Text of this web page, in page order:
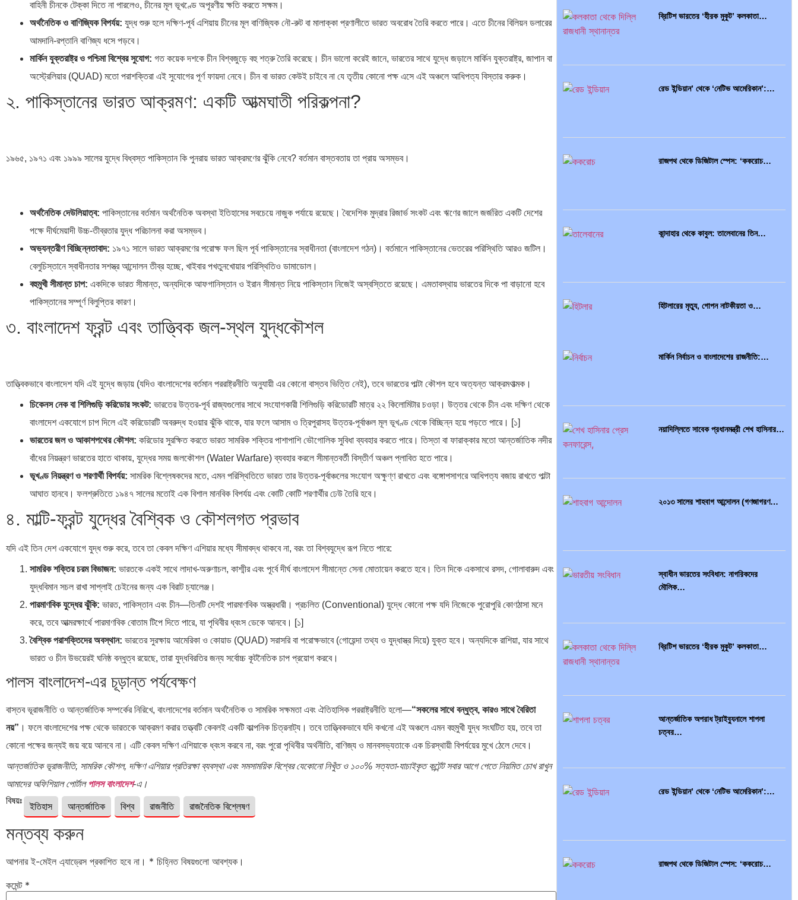
বাহিনী চীনকে টেক্কা দিতে না পারলেও, চীনের মূল ভূখণ্ডে অপূরণীয় ক্ষতি করতে সক্ষম।
অর্থনৈতিক ও বাণিজ্যিক বিপর্যয়: যুদ্ধ শুরু হলে দক্ষিণ-পূর্ব এশিয়ায় চীনের মূল বাণিজ্যিক নৌ-রুট বা মালাক্কা প্রণালীতে ভারত অবরোধ তৈরি করতে পারে। এতে চীনের বিলিয়ন ডলারের
আমদানি-রপ্তানি বাণিজ্য ধসে পড়বে।
মার্কিন যুক্তরাষ্ট্র ও পশ্চিমা বিশ্বের সুযোগ: গত কয়েক দশকে চীন বিশ্বজুড়ে বহু শত্রু তৈরি করেছে। চীন ভালো করেই জানে, ভারতের সাথে যুদ্ধে জড়ালে মার্কিন যুক্তরাষ্ট্র, জাপান বা
অস্ট্রেলিয়ার (QUAD) মতো পরাশক্তিরা এই সুযোগের পূর্ণ ফায়দা নেবে। চীন বা ভারত কেউই চাইবে না যে তৃতীয় কোনো পক্ষ এসে এই অঞ্চলে আধিপত্য বিস্তার করুক।
২. পাকিস্তানের ভারত আক্রমণ: একটি আত্মঘাতী পরিকল্পনা?
১৯৬৫, ১৯৭১ এবং ১৯৯৯ সালের যুদ্ধে বিধ্বস্ত পাকিস্তান কি পুনরায় ভারত আক্রমণের ঝুঁকি নেবে? বর্তমান বাস্তবতায় তা প্রায় অসম্ভব।
অর্থনৈতিক দেউলিয়াত্ব: পাকিস্তানের বর্তমান অর্থনৈতিক অবস্থা ইতিহাসের সবচেয়ে নাজুক পর্যায়ে রয়েছে। বৈদেশিক মুদ্রার রিজার্ভ সংকট এবং ঋণের জালে জর্জরিত একটি দেশের
পক্ষে দীর্ঘমেয়াদী উচ্চ-তীব্রতার যুদ্ধ পরিচালনা করা অসম্ভব।
অভ্যন্তরীণ বিচ্ছিন্নতাবাদ: ১৯৭১ সালে ভারত আক্রমণের পরোক্ষ ফল ছিল পূর্ব পাকিস্তানের স্বাধীনতা (বাংলাদেশ গঠন)। বর্তমানে পাকিস্তানের ভেতরের পরিস্থিতি আরও জটিল।
বেলুচিস্তানে স্বাধীনতার সশস্ত্র আন্দোলন তীব্র হচ্ছে, খাইবার পখতুনখোয়ার পরিস্থিতিও ডামাডোল।
বহুমুখী সীমান্ত চাপ: একদিকে ভারত সীমান্ত, অন্যদিকে আফগানিস্তান ও ইরান সীমান্ত নিয়ে পাকিস্তান নিজেই অস্বস্তিতে রয়েছে। এমতাবস্থায় ভারতের দিকে পা বাড়ানো হবে
পাকিস্তানের সম্পূর্ণ বিলুপ্তির কারণ।
৩. বাংলাদেশ ফ্রন্ট এবং তাত্ত্বিক জল-স্থল যুদ্ধকৌশল
তাত্ত্বিকভাবে বাংলাদেশ যদি এই যুদ্ধে জড়ায় (যদিও বাংলাদেশের বর্তমান পররাষ্ট্রনীতি অনুযায়ী এর কোনো বাস্তব ভিত্তি নেই), তবে ভারতের পাল্টা কৌশল হবে অত্যন্ত আক্রমণাত্মক।
চিকেনস নেক বা শিলিগুড়ি করিডোর সংকট: ভারতের উত্তর-পূর্ব রাজ্যগুলোর সাথে সংযোগকারী শিলিগুড়ি করিডোরটি মাত্র ২২ কিলোমিটার চওড়া। উত্তর থেকে চীন এবং দক্ষিণ থেকে
বাংলাদেশ একযোগে চাপ দিলে এই করিডোরটি অবরুদ্ধ হওয়ার ঝুঁকি থাকে, যার ফলে আসাম ও ত্রিপুরাসহ উত্তর-পূর্বাঞ্চল মূল ভূখণ্ড থেকে বিচ্ছিন্ন হয়ে পড়তে পারে। [১]
ভারতের জল ও আকাশপথের কৌশল: করিডোর সুরক্ষিত করতে ভারত সামরিক শক্তির পাশাপাশি ভৌগোলিক সুবিধা ব্যবহার করতে পারে। তিস্তা বা ফারাক্কার মতো আন্তর্জাতিক নদীর
বাঁধের নিয়ন্ত্রণ ভারতের হাতে থাকায়, যুদ্ধের সময় জলকৌশল (Water Warfare) ব্যবহার করলে সীমান্তবর্তী বিস্তীর্ণ অঞ্চল প্লাবিত হতে পারে।
ভূখণ্ড নিয়ন্ত্রণ ও শরণার্থী বিপর্যয়: সামরিক বিশ্লেষকদের মতে, এমন পরিস্থিতিতে ভারত তার উত্তর-পূর্বাঞ্চলের সংযোগ অক্ষুণ্ণ রাখতে এবং বঙ্গোপসাগরে আধিপত্য বজায় রাখতে পাল্টা
আঘাত হানবে। ফলশ্রুতিতে ১৯৪৭ সালের মতোই এক বিশাল মানবিক বিপর্যয় এবং কোটি কোটি শরণার্থীর ঢেউ তৈরি হবে।
৪. মাল্টি-ফ্রন্ট যুদ্ধের বৈশ্বিক ও কৌশলগত প্রভাব
যদি এই তিন দেশ একযোগে যুদ্ধ শুরু করে, তবে তা কেবল দক্ষিণ এশিয়ার মধ্যে সীমাবদ্ধ থাকবে না, বরং তা বিশ্বযুদ্ধে রূপ নিতে পারে:
সামরিক শক্তির চরম বিভাজন: ভারতকে একই সাথে লাদাখ-অরুণাচল, কাশ্মীর এবং পূর্বে দীর্ঘ বাংলাদেশ সীমান্তে সেনা মোতায়েন করতে হবে। তিন দিকে একসাথে রসদ, গোলাবারুদ এবং
যুদ্ধবিমান সচল রাখা সাপ্লাই চেইনের জন্য এক বিরাট চ্যালেঞ্জ।
পারমাণবিক যুদ্ধের ঝুঁকি: ভারত, পাকিস্তান এবং চীন—তিনটি দেশই পারমাণবিক অস্ত্রধারী। প্রচলিত (Conventional) যুদ্ধে কোনো পক্ষ যদি নিজেকে পুরোপুরি কোণঠাসা মনে
করে, তবে আত্মরক্ষার্থে পারমাণবিক বোতাম টিপে দিতে পারে, যা পৃথিবীর ধ্বংস ডেকে আনবে। [১]
বৈশ্বিক পরাশক্তিদের অবস্থান: ভারতের সুরক্ষায় আমেরিকা ও কোয়াড (QUAD) সরাসরি বা পরোক্ষভাবে (গোয়েন্দা তথ্য ও যুদ্ধাস্ত্র দিয়ে) যুক্ত হবে। অন্যদিকে রাশিয়া, যার সাথে
ভারত ও চীন উভয়েরই ঘনিষ্ঠ বন্ধুত্ব রয়েছে, তারা যুদ্ধবিরতির জন্য সর্বোচ্চ কূটনৈতিক চাপ প্রয়োগ করবে।
পালস বাংলাদেশ-এর চূড়ান্ত পর্যবেক্ষণ
বাস্তব ভূরাজনীতি ও আন্তর্জাতিক সম্পর্কের নিরিখে, বাংলাদেশের বর্তমান অর্থনৈতিক ও সামরিক সক্ষমতা এবং ঐতিহাসিক পররাষ্ট্রনীতি হলো—“সকলের সাথে বন্ধুত্ব, কারও সাথে বৈরিতা
নয়” । ফলে বাংলাদেশের পক্ষ থেকে ভারতকে আক্রমণ করার তত্ত্বটি কেবলই একটি কাল্পনিক চিত্রনাট্য। তবে তাত্ত্বিকভাবে যদি কখনো এই অঞ্চলে এমন বহুমুখী যুদ্ধ সংঘটিত হয়, তবে তা
কোনো পক্ষের জন্যই জয় বয়ে আনবে না। এটি কেবল দক্ষিণ এশিয়াকে ধ্বংস করবে না, বরং পুরো পৃথিবীর অর্থনীতি, বাণিজ্য ও মানবসভ্যতাকে এক চিরস্থায়ী বিপর্যয়ের মুখে ঠেলে দেবে।
আন্তর্জাতিক ভূরাজনীতি, সামরিক কৌশল, দক্ষিণ এশিয়ার প্রতিরক্ষা ব্যবস্থা এবং সমসাময়িক বিশ্বের যেকোনো নিখুঁত ও ১০০% সত্যতা-যাচাইকৃত কন্টেন্ট সবার আগে পেতে নিয়মিত চোখ রাখুন
আমাদের অফিশিয়াল পোর্টালপালস বাংলাদেশ-এ।
বিষয়ঃ
ইতিহাস আন্তর্জাতিক বিশ্ব রাজনীতি রাজনৈতিক বিশ্লেষণ
মন্তব্য করুন
আপনার ই-মেইল এ্যাড্রেস প্রকাশিত হবে না। * চিহ্নিত বিষয়গুলো আবশ্যক।
কমেন্ট *
ব্রিটিশ ভারতের ‘হীরক মুকুট’ কলকাতা…
রেড ইন্ডিয়ান’ থেকে ‘নেটিভ আমেরিকান’:…
রাজপথ থেকে ডিজিটাল স্পেস: ‘ককরোচ…
কান্দাহার থেকে কাবুল: তালেবানের তিন…
হিটলারের মৃত্যু, গোপন নাটকীয়তা ও…
মার্কিন নির্বাচন ও বাংলাদেশের রাজনীতি:…
নয়াদিল্লিতে সাবেক প্রধানমন্ত্রী শেখ হাসিনার…
২০১৩ সালের শাহবাগ আন্দোলন (গণজাগরণ…
স্বাধীন ভারতের সংবিধান: নাগরিকদের
মৌলিক…
ব্রিটিশ ভারতের ‘হীরক মুকুট’ কলকাতা…
আন্তর্জাতিক অপরাধ ট্রাইব্যুনালে শাপলা
চত্বর…
রেড ইন্ডিয়ান’ থেকে ‘নেটিভ আমেরিকান’:…
রাজপথ থেকে ডিজিটাল স্পেস: ‘ককরোচ…